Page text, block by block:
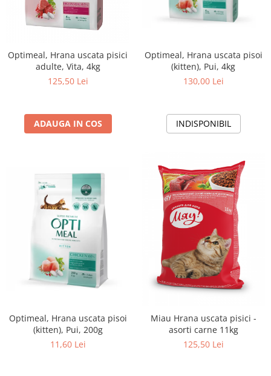
Optimeal, Hrana uscata pisici
adulte, Vita, 4kg
125,50 Lei
ADAUGA IN COS
Optimeal, Hrana uscata pisoi
(kitten), Pui, 4kg
130,00 Lei
INDISPONIBIL
Optimeal, Hrana uscata pisoi
(kitten), Pui, 200g
11,60 Lei
Miau Hrana uscata pisici -
asorti carne 11kg
125,50 Lei